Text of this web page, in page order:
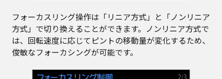
フォーカスリング操作は「リニア方式」と「ノンリニア
方式」で切り換えることができます。ノンリニア方式で
は、回転速度に応じてピントの移動量が変化するため、
俊敏なフォーカシングが可能です。